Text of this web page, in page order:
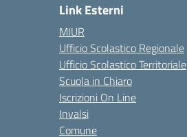
Link Esterni
MIUR
Ufficio Scolastico Regionale
Ufficio Scolastico Territoriale
Scuola in Chiaro
Iscrizioni On Line
Invalsi
Comune